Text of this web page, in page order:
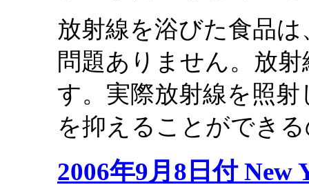
放射線を浴びた食品
問題ありません。放
す。実際放射線を照
を抑えることができ
2006年9月8日付 New